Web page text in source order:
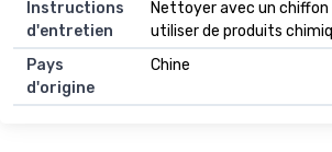
Instructions
d'entretien
Nettoyer avec un chiffon
utiliser de produits
Pays
d'origine
Chine